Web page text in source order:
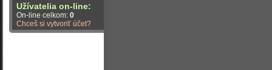
Užívatelia on-line:
On-line celkom: 0
Chceš si vytvoriť účet?